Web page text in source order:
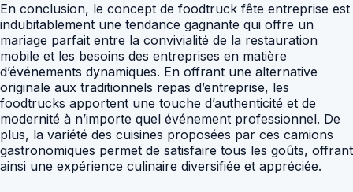
En conclusion, le concept de foodtruck fête entreprise est
indubitablement une tendance gagnante qui offre un
mariage parfait entre la convivialité de la restauration
mobile et les besoins des entreprises en matière
d’événements dynamiques. En offrant une alternative
originale aux traditionnels repas d’entreprise, les
foodtrucks apportent une touche d’authenticité et de
modernité à n’importe quel événement professionnel. De
plus, la variété des cuisines proposées par ces camions
gastronomiques permet de satisfaire tous les goûts, offrant
ainsi une expérience culinaire diversifiée et appréciée.